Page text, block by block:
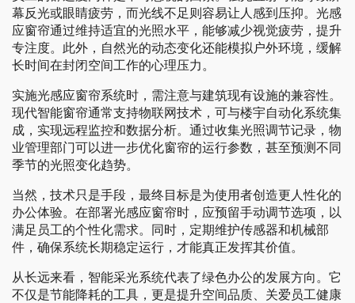
幕反光或眼睛疲劳，而光线不足则容易让人感到压抑。光感
应窗帘通过维持适宜的光照水平，能够减少视觉疲劳，提升
专注度。此外，自然光的动态变化还能模拟户外环境，缓解
长时间在封闭空间工作的心理压力。
实施光感应窗帘系统时，需注意与建筑现有设施的兼容性。
现代智能窗帘通常支持物联网技术，可与楼宇自动化系统集
成，实现远程监控和数据分析。通过收集光照调节记录，物
业管理部门可以进一步优化窗帘的运行参数，甚至预测不同
季节的光照变化趋势。
当然，技术只是手段，最终目标是为使用者创造更人性化的
办公体验。在部署光感应窗帘时，应预留手动调节选项，以
满足员工的个性化需求。同时，定期维护传感器和机械部
件，确保系统长期稳定运行，才能真正发挥其价值。
从长远来看，智能采光系统代表了绿色办公的发展方向。它
不仅是节能降耗的工具，更是提升空间品质、关爱员工健康